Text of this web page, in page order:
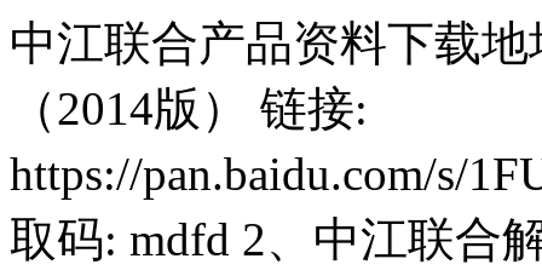
中江联合产品资料下载
（2014版） 链接:
https://pan.baidu.com/s/
取码: mdfd 2、中江联合